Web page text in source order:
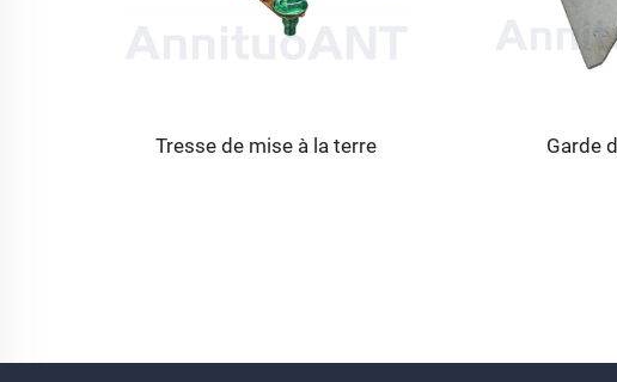
Tresse de mise à la terre Garde